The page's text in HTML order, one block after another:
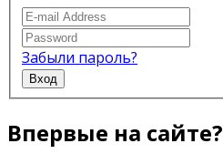
Забыли пароль?
Вход
Впервые на сайте?